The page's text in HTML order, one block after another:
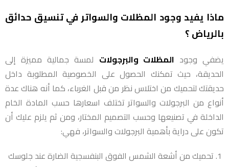
ماذا يفيد وجود المظلات والسواتر في تنسيق حدائق
بالرياض ؟
يضفي وجود المظلات والبرجولات لمسة جمالية مميزة إلى
الحديقة، حيث تمكنك الحصول على الخصوصية المطلوبة داخل
حديقتك لتحميك من اختلاس نظر من قبل الغرباء، كما أنه هناك عدة
أنواع من البرجولات والسواتر تختلف اسعارها حسب المادة الخام
الداخلة في تصنيعها وحسب التصميم المختار، ومن ثم يلزم عليك أن
تكون على دراية بأهمية البرجولات والسواتر، فهي:
تحميك من أشعة الشمس الفوق البنفسجية الضارة عند جلوسك